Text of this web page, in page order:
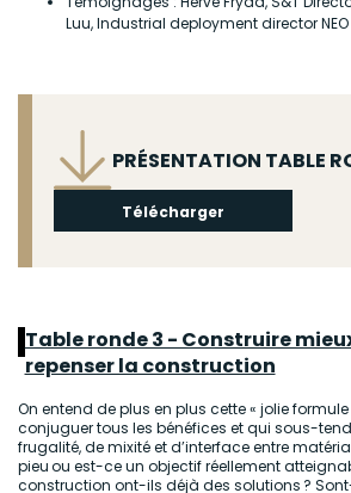
Luu, Industrial deployment director NEO
PRÉSENTATION TABLE
Télécharger
Table ronde 3 - Construire
repenser la construction
On entend de plus en plus cette « jolie
conjuguer tous les bénéfices et qui sous-
frugalité, de mixité et d’interface entre
pieu ou est-ce un objectif réellement
construction ont-ils déjà des solutions ?